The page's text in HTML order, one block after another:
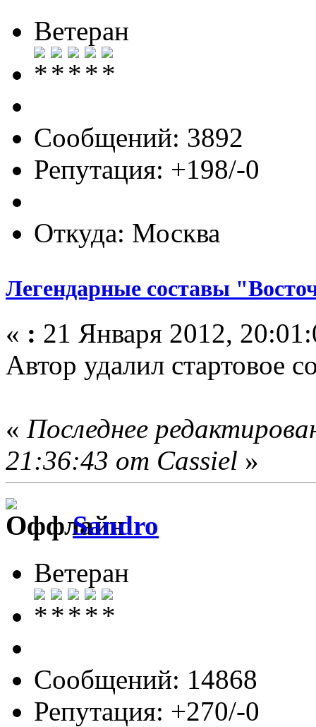
Ветеран
Сообщений: 3892
Репутация: +198/-0
Откуда: Москва
Легендарные составы
« : 21 Января 2012,
Автор удалил стартовое
« Последнее
21:36:43 от Cassiel »
Sandro
Ветеран
Сообщений: 14868
Репутация: +270/-0